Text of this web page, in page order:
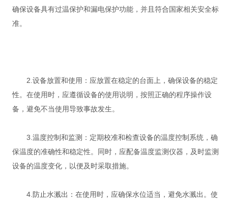
确保设备具有过温保护和漏电保护功能，并且符合国家相关安全标
准。
2.设备放置和使用：应放置在稳定的台面上，确保设备的稳定
性。在使用时，应遵循设备的使用说明，按照正确的程序操作设
备，避免不当使用导致事故发生。
3.温度控制和监测：定期校准和检查设备的温度控制系统，确
保温度的准确性和稳定性。同时，应配备温度监测仪器，及时监测
设备的温度变化，以便及时采取措施。
4.防止水溅出：在使用时，应确保水位适当，避免水溅出。使